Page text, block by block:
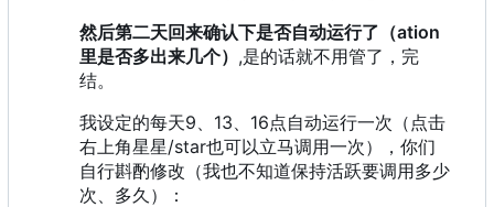
然后第二天回来确认下是否自动运行了（ation
里是否多出来几个） ,是的话就不用管了，完
结。
我设定的每天9、13、16点自动运行一次（点击
右上角星星/star也可以立马调用一次），你们
自行斟酌修改（我也不知道保持活跃要调用多少
次、多久）：